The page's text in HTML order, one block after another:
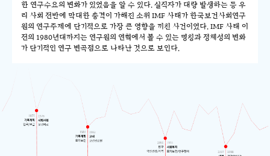
한 연구수요의 변화가 있었음을 알 수 있다. 실직자가 대량 발생하는 등 우
리 사회 전반에 막대한 충격이 가해진 소위 IMF 사태가 한국보건사회연구
원의 연구주제에 단기적으로 가장 큰 영향을 끼친 사건이었다. IMF 사태 이
전의 1980년대까지는 연구원의 연혁에서 볼 수 있는 명칭과 정체성의 변화
가 단기적인 연구 변곡점으로 나타난 것으로 보인다.